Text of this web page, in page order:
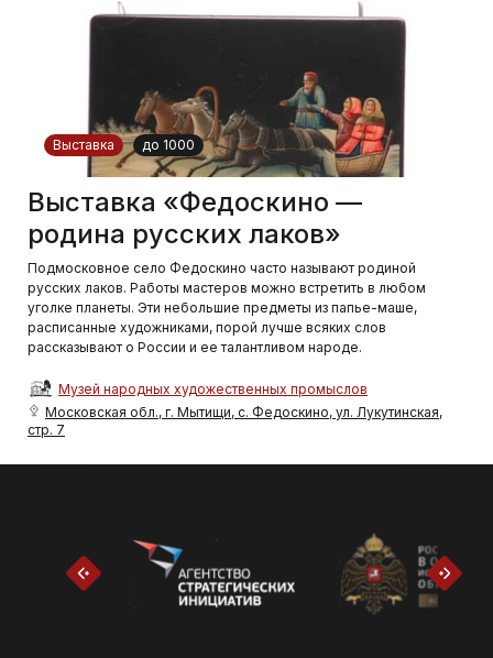
Выставка до 1000
Выставка «Федоскино —
родина русских лаков»
Подмосковное село Федоскино часто называют родиной
русских лаков. Работы мастеров можно встретить в любом
уголке планеты. Эти небольшие предметы из папье-маше,
расписанные художниками, порой лучше всяких слов
рассказывают о России и ее талантливом народе.
Музей народных художественных промыслов
Московская обл., г. Мытищи, с. Федоскино, ул. Лукутинская,
стр. 7